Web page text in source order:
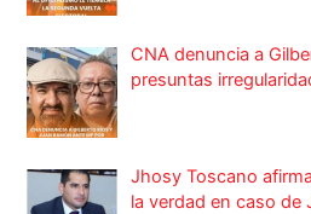
CNA denuncia a
presuntas
Jhosy Toscano
la verdad en caso de